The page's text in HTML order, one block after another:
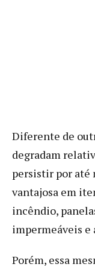
Diferente de
degradam
persistir por até
vantajosa em
incêndio,
impermeáveis e
Porém, essa